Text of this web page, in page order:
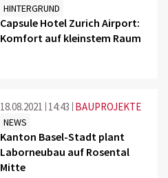
HINTERGRUND
Capsule Hotel Zurich Airport:
Komfort auf kleinstem Raum
18.08.2021 14:43 BAUPROJEKTE
NEWS
Kanton Basel-Stadt plant
Laborneubau auf Rosental
Mitte